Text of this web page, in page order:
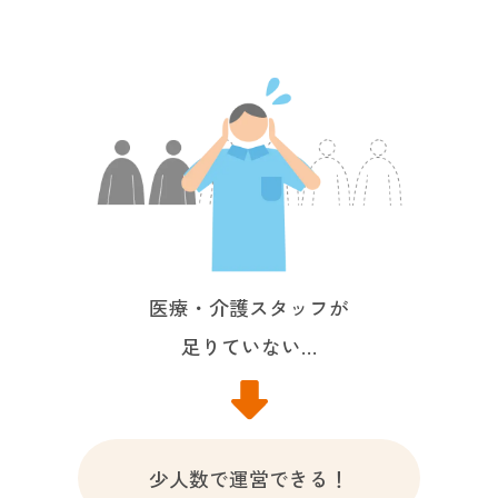
医療・介護スタッフが
足りていない…
少人数で運営できる！